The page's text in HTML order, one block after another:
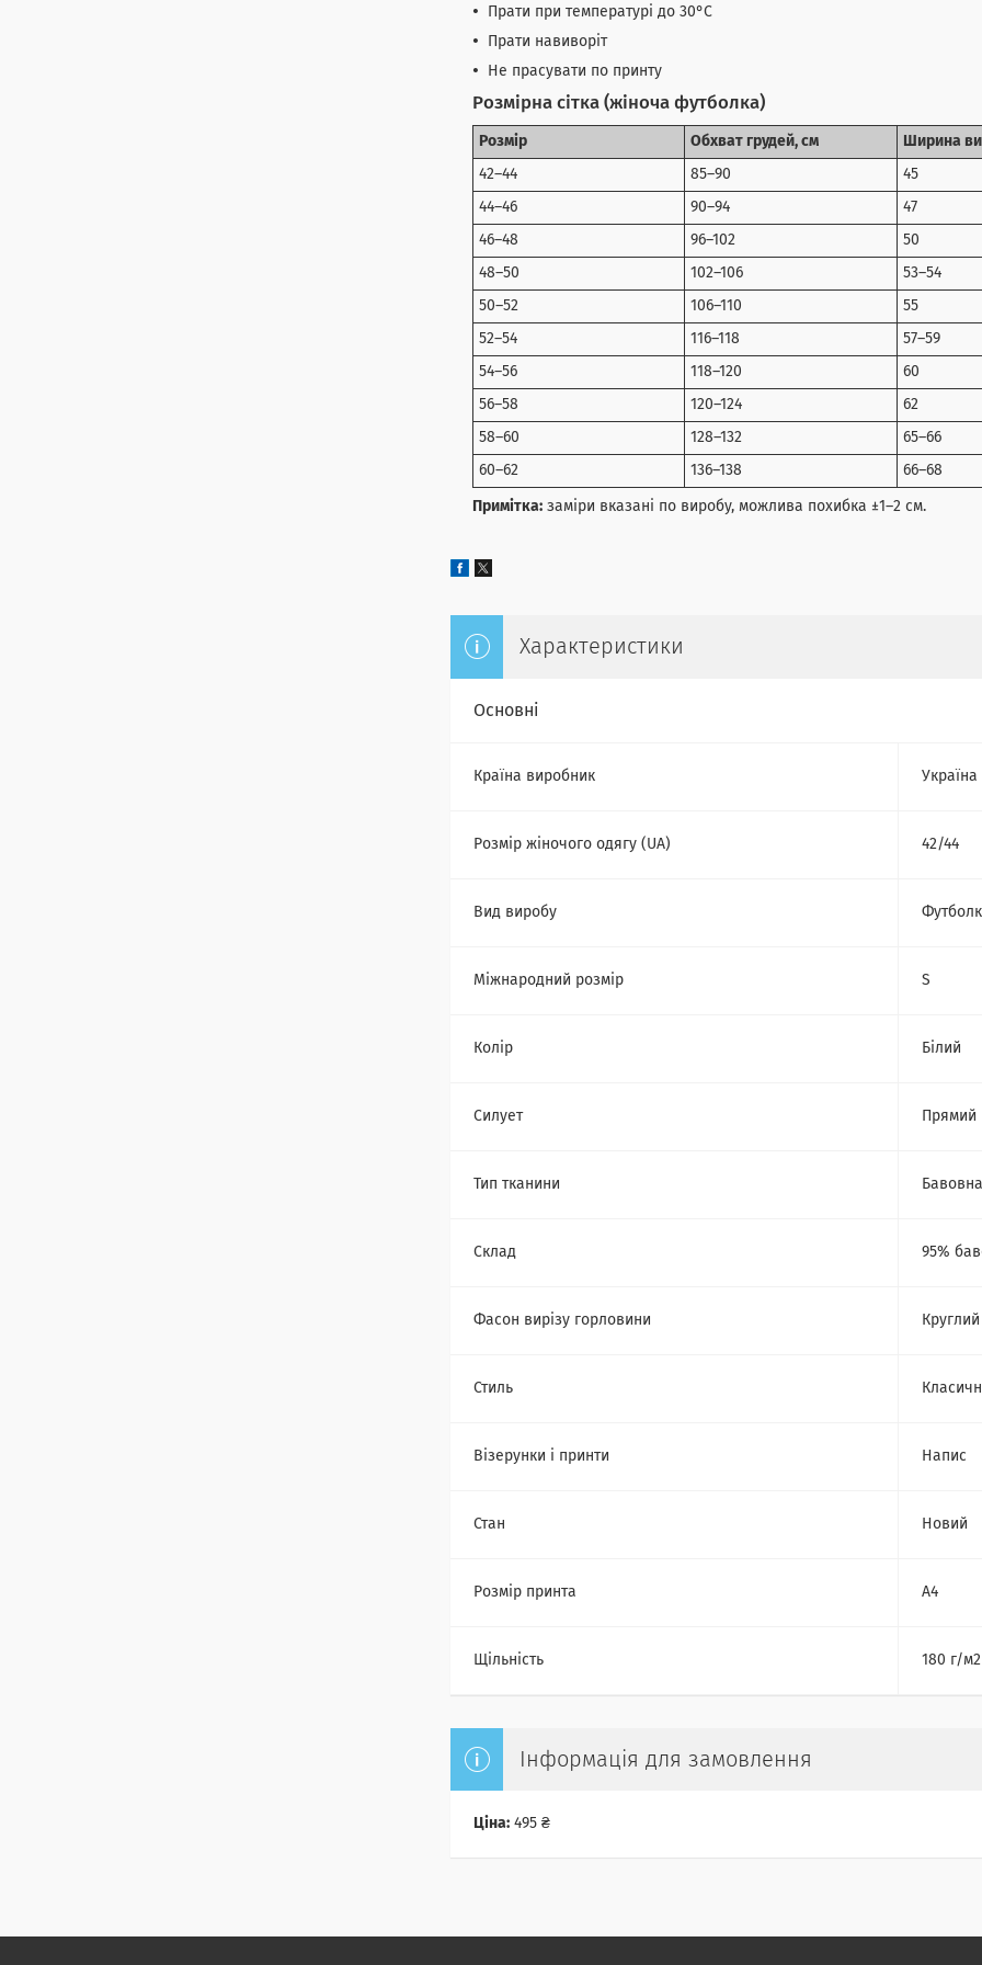
Прати при температурі до 30°C
Прати навиворіт
Не прасувати по принту
Розмірна сітка (жіноча футболка)
Розмір Обхват грудей, см Ширина
42–44 85–90 45
44–46 90–94 47
46–48 96–102 50
48–50 102–106 53–54
50–52 106–110 55
52–54 116–118 57–59
54–56 118–120 60
56–58 120–124 62
58–60 128–132 65–66
60–62 136–138 66–68
Примітка: заміри вказані по виробу, можлива похибка ±1–2 см.
Характеристики
Основні
Країна виробник Україна
Розмір жіночого одягу (UA) 42/44
Вид виробу
Міжнародний розмір S
Колір Білий
Силует Прямий
Тип тканини Бавовна
Склад 95%
Фасон вирізу горловини Круглий
Стиль
Візерунки і принти Напис
Стан Новий
Розмір принта А4
Щільність 180 г/м2
Інформація для замовлення
Ціна: 495 ₴